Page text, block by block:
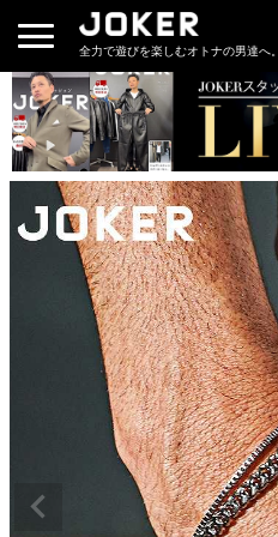
全力で遊びを楽しむオトナの男達へ。